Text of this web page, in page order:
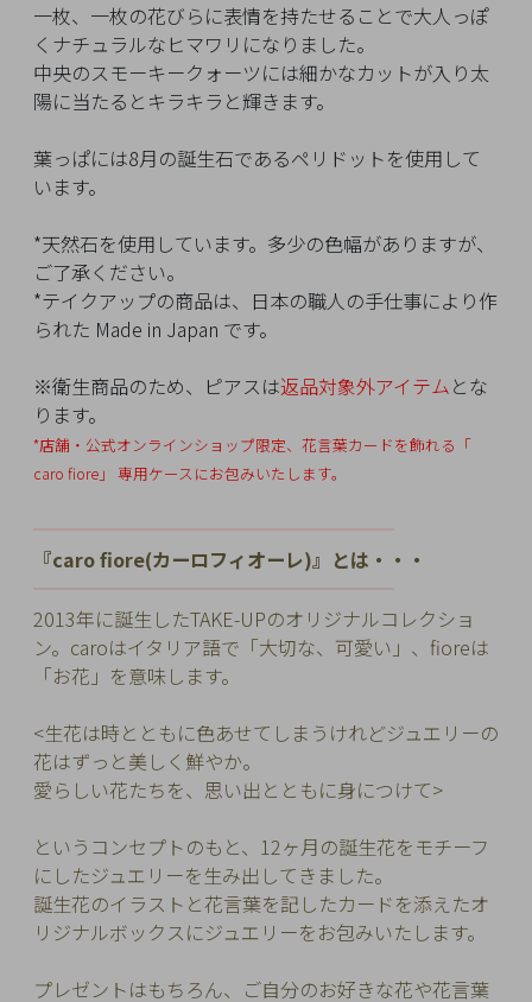
一枚、一枚の花びらに表情を持たせることで大人っぽ
くナチュラルなヒマワリになりました。
中央のスモーキークォーツには細かなカットが入り太
陽に当たるとキラキラと輝きます。
葉っぱには8月の誕生石であるペリドットを使用して
います。
*天然石を使用しています。多少の色幅がありますが、
ご了承ください。
*テイクアップの商品は、日本の職人の手仕事により作
られた Made in Japan です。
※衛生商品のため、ピアスは返品対象外アイテムとな
ります。
*店舗・公式オンラインショップ限定、花言葉カードを飾れる「
caro fiore」 専用ケースにお包みいたします。
『caro fiore(カーロフィオーレ)』とは・・・
2013年に誕生したTAKE-UPのオリジナルコレクショ
ン。 caroはイタリア語で「大切な、可愛い」、fioreは
「お花」を意味します。
<生花は時とともに色あせてしまうけれどジュエリーの
花はずっと美しく鮮やか。
愛らしい花たちを、思い出とともに身につけて>
というコンセプトのもと、12ヶ月の誕生花をモチーフ
にしたジュエリーを生み出してきました。
誕生花のイラストと花言葉を記したカードを添えたオ
リジナルボックスにジュエリーをお包みいたします。
プレゼントはもちろん、ご自分のお好きな花や花言葉
ジ
お
気
に
入
り
ア
イ
テ
ム
最
ッ
ク
た
商
品
利
用
ガ
イ